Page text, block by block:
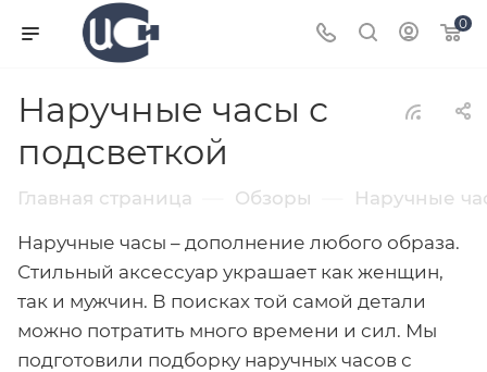
0
Наручные часы с
подсветкой
Главная страница Обзоры Наручные
Наручные часы – дополнение любого образа.
Стильный аксессуар украшает как женщин,
так и мужчин. В поисках той самой детали
можно потратить много времени и сил. Мы
подготовили подборку наручных часов с